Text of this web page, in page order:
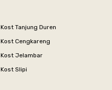
Kost Tanjung Duren
Kost Cengkareng
Kost Jelambar
Kost Slipi